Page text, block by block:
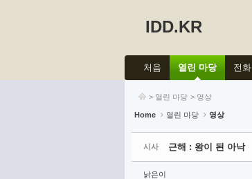
IDD.KR
처음 열린 마당 전화
> 열린 마당 > 영상
Home 열린 마당 영상
시사 근해 : 왕이 된 아낙
낡은이
Sketchbook5, 스케치북5
Sketchbook5, 스케치북5
Sketchbook5, 스케치북5
Sketchbook5, 스케치북5